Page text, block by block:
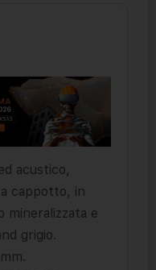
acustico,
cappotto, in
mineralizzata e
grigio.